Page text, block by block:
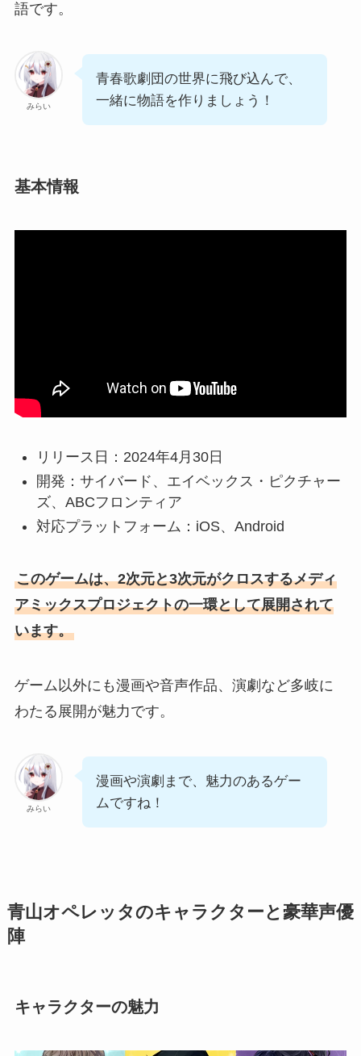
語です。
みらい
青春歌劇団の世界に飛び込んで、
一緒に物語を作りましょう！
基本情報
リリース日：2024年4月30日
開発：サイバード、エイベックス・ピクチャー
ズ、ABCフロンティア
対応プラットフォーム：iOS、Android
このゲームは、2次元と3次元がクロスするメディ
アミックスプロジェクトの一環として展開されて
います。
ゲーム以外にも漫画や音声作品、演劇など多岐に
わたる展開が魅力です。
みらい
漫画や演劇まで、魅力のあるゲー
ムですね！
青山オペレッタのキャラクターと豪華声優
陣
キャラクターの魅力